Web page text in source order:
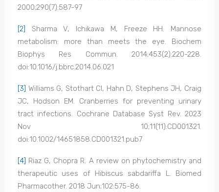
2000;290(7):587-97
[2]
Sharma V, Ichikawa M, Freeze HH. Mannose
metabolism: more than meets the eye. Biochem
Biophys Res Commun. 2014;453(2):220-228.
doi:10.1016/j.bbrc.2014.06.021
[3] Williams G, Stothart CI, Hahn D, Stephens JH, Craig
JC, Hodson EM. Cranberries for preventing urinary
tract infections. Cochrane Database Syst Rev. 2023
Nov 10;11(11):CD001321.
doi:10.1002/14651858.CD001321.pub7
[4]
Riaz G, Chopra R. A review on phytochemistry and
therapeutic uses of Hibiscus sabdariffa L. Biomed
Pharmacother. 2018 Jun;102:575-86.